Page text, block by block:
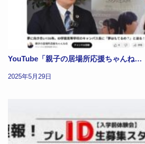
YouTube「親子の居場所応援ちゃんね…
2025年5月29日